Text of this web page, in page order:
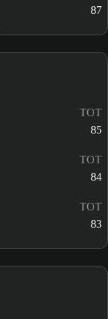
87
TOT
85
TOT
84
TOT
83